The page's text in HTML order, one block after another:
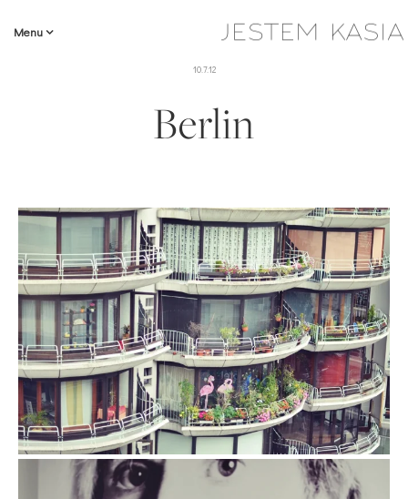
Menu
10.7.12
Berlin